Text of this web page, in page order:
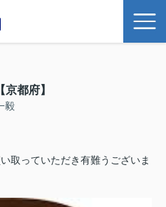
京都府】
毅
取っていただき有難うございま